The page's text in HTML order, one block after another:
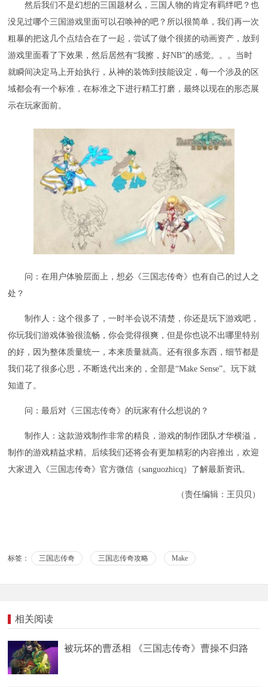
然后我们不是幻想的三国题材么，三国人物的肯定有羁绊吧？也
没见过哪个三国游戏里面可以召唤神的吧？所以很简单，我们再一次
粗暴的把这几个点结合在了一起，尝试了做个很搓的动画资产，放到
游戏里面看了下效果，然后居然有“我擦，好NB”的感觉。。。当时
就瞬间决定马上开始执行，从神的装饰到技能设定，每一个涉及的区
域都会有一个标准，在标准之下进行精工打磨，最终以现在的形态展
示在玩家面前。
问：在用户体验层面上，想必《三国志传奇》也有自己的过人之
处？
制作人：这个很多了，一时半会说不清楚，你还是玩下游戏吧，
你玩我们游戏体验很流畅，你会觉得很爽，但是你也说不出哪里特别
的好，因为整体质量统一，本来质量就高。还有很多东西，细节都是
我们花了很多心思，不断迭代出来的，全部是“Make Sense”。玩下就
知道了。
问：最后对《三国志传奇》的玩家有什么想说的？
制作人：这款游戏制作非常的精良，游戏的制作团队才华横溢，
制作的游戏精益求精。后续我们还将会有更加精彩的内容推出，欢迎
大家进入《三国志传奇》官方微信（sanguozhicq）了解最新资讯。
（责任编辑：王贝贝）
标签： 三国志传奇 三国志传奇攻略 Make
相关阅读
被玩坏的曹丞相 《三国志传奇》曹操不归路